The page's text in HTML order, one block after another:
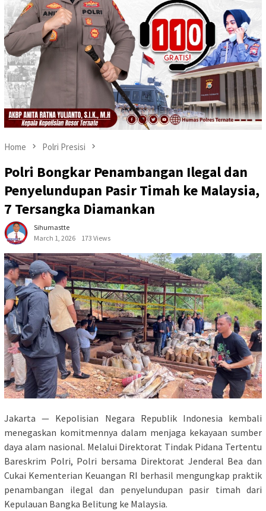
Home Polri Presisi
Polri Bongkar Penambangan Ilegal dan
Penyelundupan Pasir Timah ke Malaysia,
7 Tersangka Diamankan
Sihumastte
March 1, 2026
173 Views
Jakarta — Kepolisian Negara Republik Indonesia kembali
menegaskan komitmennya dalam menjaga kekayaan sumber
daya alam nasional. Melalui Direktorat Tindak Pidana Tertentu
Bareskrim Polri, Polri bersama Direktorat Jenderal Bea dan
Cukai Kementerian Keuangan RI berhasil mengungkap praktik
penambangan ilegal dan penyelundupan pasir timah dari
Kepulauan Bangka Belitung ke Malaysia.